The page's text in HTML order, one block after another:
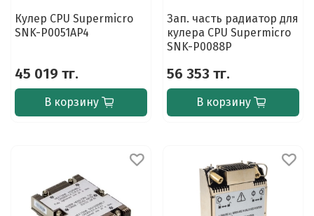
Кулер CPU Supermicro
SNK-P0051AP4
45 019 тг.
В корзину
Зап. часть радиатор для
кулера CPU Supermicro
SNK-P0088P
56 353 тг.
В корзину